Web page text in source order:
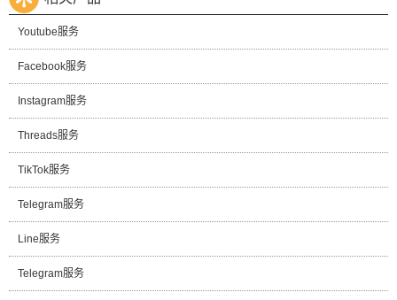
Youtube服务
Facebook服务
Instagram服务
Threads服务
TikTok服务
Telegram服务
Line服务
Telegram服务